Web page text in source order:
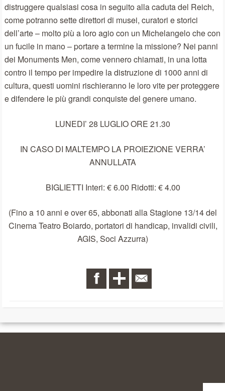
distruggere qualsiasi cosa in seguito alla caduta del Reich,
come potranno sette direttori di musei, curatori e storici
dell’arte – molto più a loro agio con un Michelangelo che con
un fucile in mano – portare a termine la missione? Nei panni
dei Monuments Men, come vennero chiamati, in una lotta
contro il tempo per impedire la distruzione di 1000 anni di
cultura, questi uomini rischieranno le loro vite per proteggere
e difendere le più grandi conquiste del genere umano.
LUNEDI’ 28 LUGLIO ORE 21.30
IN CASO DI MALTEMPO LA PROIEZIONE VERRA’
ANNULLATA
BIGLIETTI Interi: € 6.00 Ridotti: € 4.00
(Fino a 10 anni e over 65, abbonati alla Stagione 13/14 del
Cinema Teatro Boiardo, portatori di handicap, invalidi civili,
AGIS, Soci Azzurra)